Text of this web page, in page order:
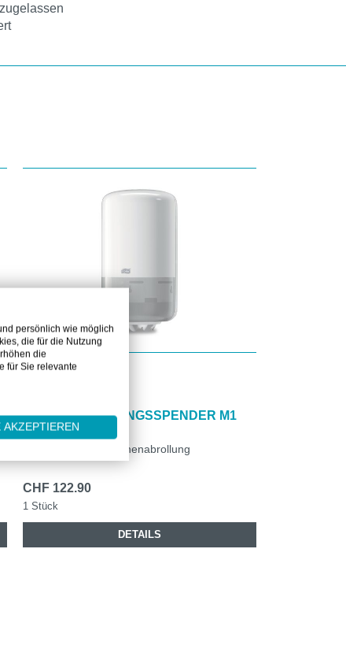
INNENABROLLUNGSSPENDER M1
Papierspender für Innenabrollung
CHF 122.90
1 Stück
DETAILS
persönlich wie möglich
die für die Nutzung
die
für Sie relevante
AKZEPTIEREN